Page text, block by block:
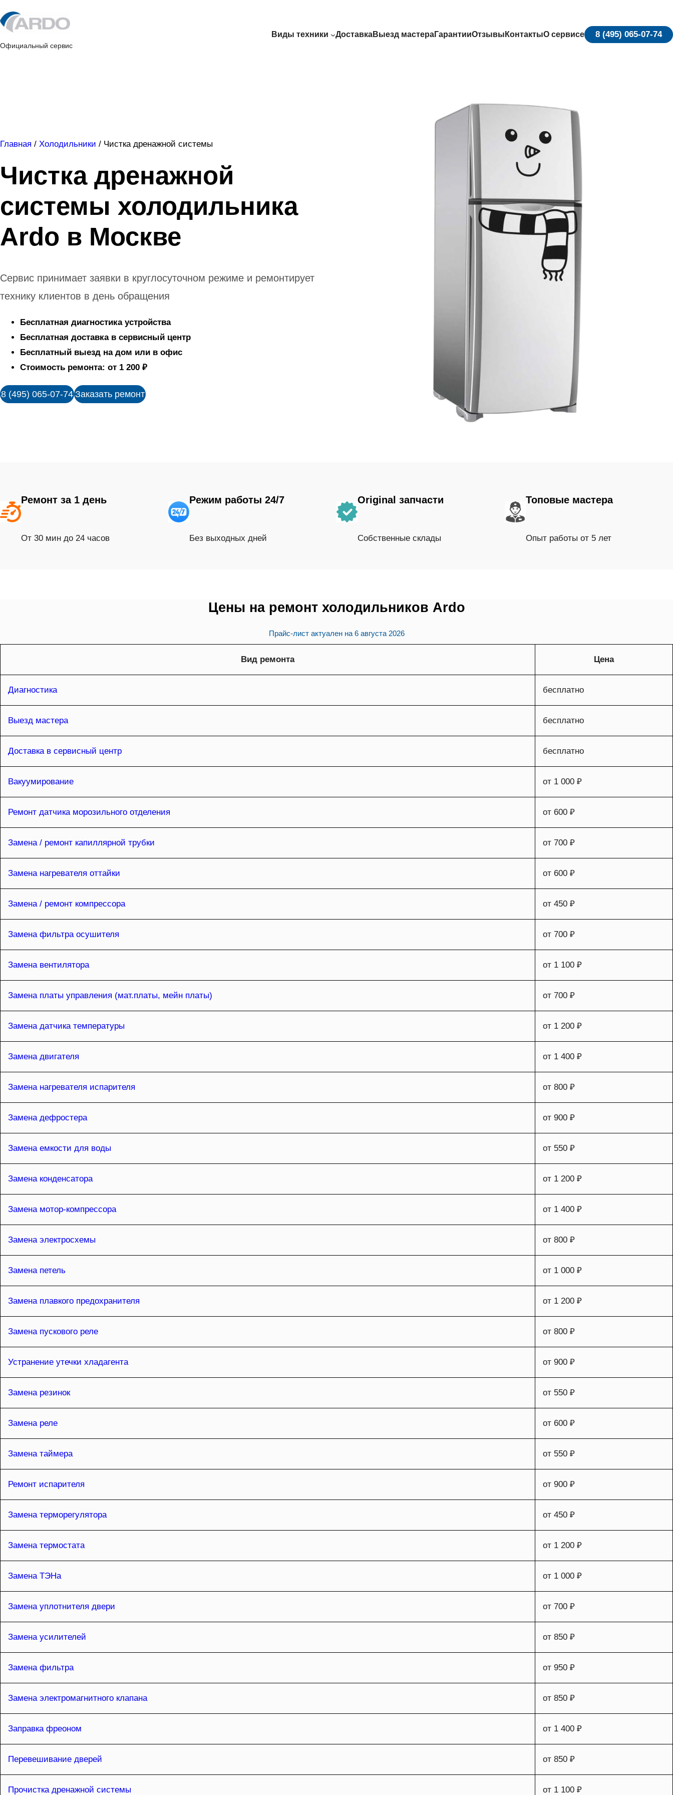
to
Официальный сервис
Виды техники ДоставкаВыезд мастераГарантииОтзывы КонтактыО сервисе 8 (495) 065-07-74
Главная / Холодильники / Чистка дренажной системы
Чистка дренажной
системы холодильника
Ardo в Москве
Сервис принимает заявки в круглосуточном режиме и ремонтирует
технику клиентов в день обращения
Бесплатная диагностика устройства
Бесплатная доставка в сервисный центр
Бесплатный выезд на дом или в офис
Стоимость ремонта: от 1 200 ₽
8 (495) 065-07-74 Заказать ремонт
Ремонт за 1 день
От 30 мин до 24 часов
Режим работы 24/7
Без выходных дней
Original запчасти
Собственные склады
Топовые мастера
Опыт работы от 5 лет
Цены на ремонт холодильников Ardo
Прайс-лист актуален на 6 августа 2026
Вид ремонта Цена
Диагностика бесплатно
Выезд мастера бесплатно
Доставка в сервисный центр бесплатно
Вакуумирование от 1 000 ₽
Ремонт датчика морозильного отделения от 600 ₽
Замена / ремонт капиллярной трубки от 700 ₽
Замена нагревателя оттайки от 600 ₽
Замена / ремонт компрессора от 450 ₽
Замена фильтра осушителя от 700 ₽
Замена вентилятора от 1 100 ₽
Замена платы управления (мат.платы, мейн платы) от 700 ₽
Замена датчика температуры от 1 200 ₽
Замена двигателя от 1 400 ₽
Замена нагревателя испарителя от 800 ₽
Замена дефростера от 900 ₽
Замена емкости для воды от 550 ₽
Замена конденсатора от 1 200 ₽
Замена мотор-компрессора от 1 400 ₽
Замена электросхемы от 800 ₽
Замена петель от 1 000 ₽
Замена плавкого предохранителя от 1 200 ₽
Замена пускового реле от 800 ₽
Устранение утечки хладагента от 900 ₽
Замена резинок от 550 ₽
Замена реле от 600 ₽
Замена таймера от 550 ₽
Ремонт испарителя от 900 ₽
Замена терморегулятора от 450 ₽
Замена термостата от 1 200 ₽
Замена ТЭНа от 1 000 ₽
Замена уплотнителя двери от 700 ₽
Замена усилителей от 850 ₽
Замена фильтра от 950 ₽
Замена электромагнитного клапана от 850 ₽
Заправка фреоном от 1 400 ₽
Перевешивание дверей от 850 ₽
Прочистка дренажной системы от 1 100 ₽